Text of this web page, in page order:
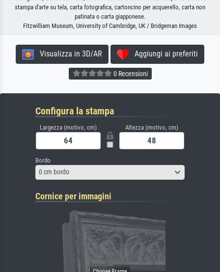
stampa d'arte su tela, carta fotografica, cartoncino per acquerello, carta non
patinata o carta giapponese.
Fitzwilliam Museum, University of Cambridge, UK / Bridgeman Images
Visualizza in 3D/AR Aggiungi ai preferiti
0 Recensioni
Configura la stampa
Largezza (motivo, cm) Altezza (motivo, cm)
Bordo
0 cm bordo
Cornice per immagini